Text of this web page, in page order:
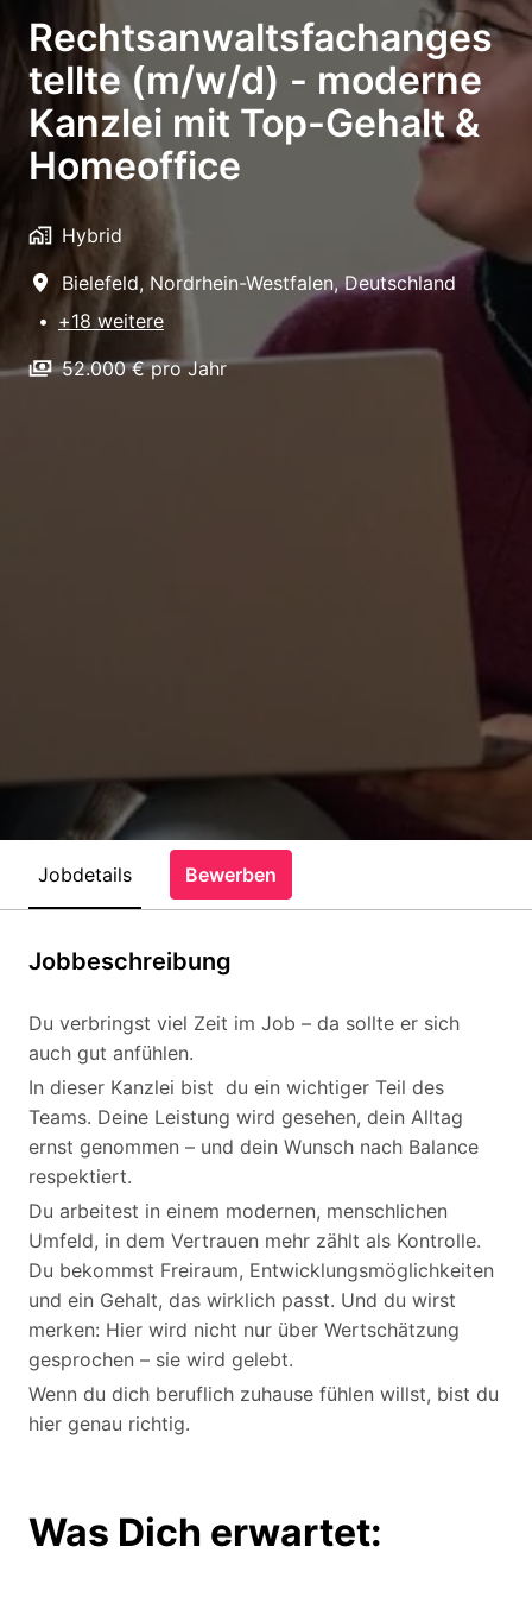
Rechtsanwaltsfachanges
tellte (m/w/d) - moderne
Kanzlei mit Top-Gehalt &
Homeoffice
Hybrid
Bielefeld, Nordrhein-Westfalen, Deutschland
• +18 weitere
52.000 € pro Jahr
Jobdetails Bewerben
Jobbeschreibung
Du verbringst viel Zeit im Job – da sollte er sich
auch gut anfühlen.
In dieser Kanzlei bist du ein wichtiger Teil des
Teams. Deine Leistung wird gesehen, dein Alltag
ernst genommen – und dein Wunsch nach Balance
respektiert.
Du arbeitest in einem modernen, menschlichen
Umfeld, in dem Vertrauen mehr zählt als Kontrolle.
Du bekommst Freiraum, Entwicklungsmöglichkeiten
und ein Gehalt, das wirklich passt. Und du wirst
merken: Hier wird nicht nur über Wertschätzung
gesprochen – sie wird gelebt.
Wenn du dich beruflich zuhause fühlen willst, bist du
hier genau richtig.
Was Dich erwartet: